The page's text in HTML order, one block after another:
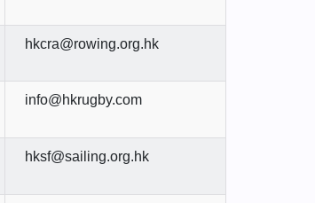
hkcra@rowing.org.hk
info@hkrugby.com
hksf@sailing.org.hk